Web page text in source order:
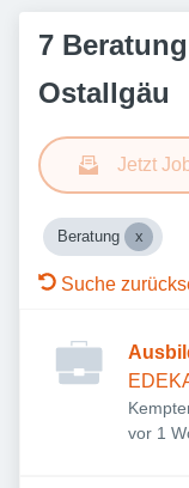
7
Ostallgäu
Jetzt
Beratung
Suche
vor 1